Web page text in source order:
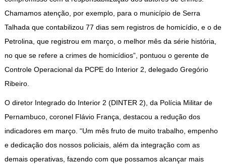
Chamamos atenção, por exemplo, para o município de Serra
Talhada que contabilizou 77 dias sem registros de homicídio, e o de
Petrolina, que registrou em março, o melhor mês da série história,
no que se refere a crimes de homicídios”, pontuou o gerente de
Controle Operacional da PCPE do Interior 2, delegado Gregório
Ribeiro.
O diretor Integrado do Interior 2 (DINTER 2), da Polícia Militar de
Pernambuco, coronel Flávio França, destacou a redução dos
indicadores em março. “Um mês fruto de muito trabalho, empenho
e dedicação dos nossos policiais, além da integração com as
demais operativas, fazendo com que possamos alcançar mais